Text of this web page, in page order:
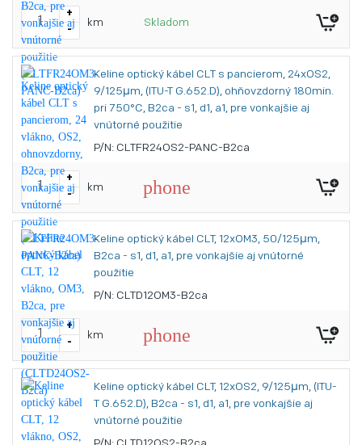
+
-
km Skladom
Keline optický kábel CLT s pancierom, 24xOS2,
9/125μm, (ITU-T G.652.D), ohňovzdorný 180min.
pri 750°C, B2ca - s1, d1, a1, pre vonkajšie aj
vnútorné použitie
P/N: CLTFR24OS2-PANC-B2ca
+
-
km phone
Keline optický kábel CLT, 12xOM3, 50/125μm,
B2ca - s1, d1, a1, pre vonkajšie aj vnútorné
použitie
P/N: CLTD12OM3-B2ca
+
-
km phone
Keline optický kábel CLT, 12xOS2, 9/125μm, (ITU-
T G.652.D), B2ca - s1, d1, a1, pre vonkajšie aj
vnútorné použitie